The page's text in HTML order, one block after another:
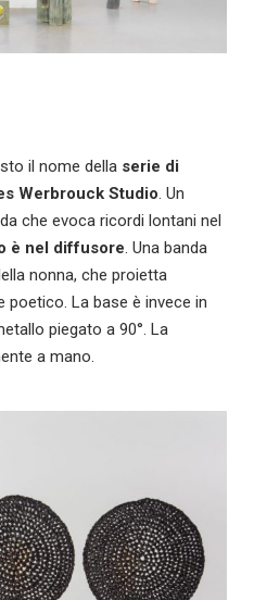
il nome della serie di
Werbrouck Studio . Un
che evoca ricordi lontani nel
è nel diffusore . Una banda
nonna, che proietta
poetico. La base è invece in
piegato a 90°. La
a mano.